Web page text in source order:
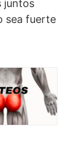
juntos
sea fuerte